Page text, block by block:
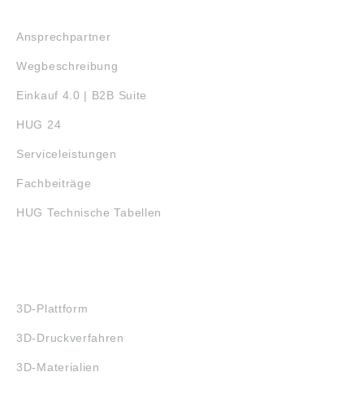
Ansprechpartner
Wegbeschreibung
Einkauf 4.0 | B2B Suite
HUG 24
Serviceleistungen
Fachbeiträge
HUG Technische Tabellen
3D-Plattform
3D-Druckverfahren
3D-Materialien